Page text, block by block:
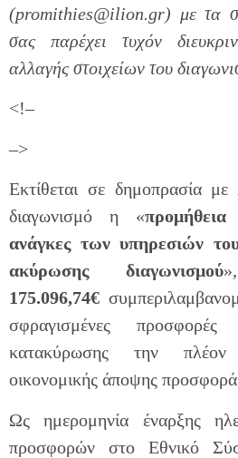
(promithies@ilion.gr) με τα
σας παρέχει τυχόν
αλλαγής στοιχείων του
<!–
–>
Εκτίθεται σε δημοπρασία με
διαγωνισμό η «
ανάγκες των υπηρεσιών
ακύρωσης διαγωνισμού
175.096,74€
σφραγισμένες
κατακύρωσης την
οικονομικής άποψης προσφορά
Ως ημερομηνία έναρξης
προσφορών στο Εθνικό